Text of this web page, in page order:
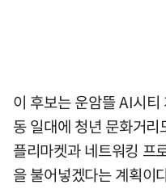
이 후보는 운암뜰 AI시
동 일대에 청년 문화거
플리마켓과 네트워킹 프
을 불어넣겠다는 계획이